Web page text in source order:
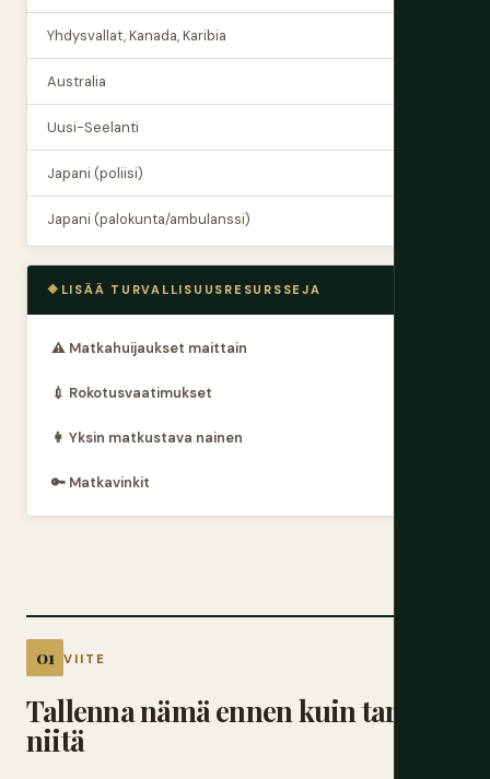
VIITE
Tallenna nämä ennen kuin tarvitset
niitä
Yhdysvallat, Kanada, Karibia
Australia
Uusi-Seelanti
Japani (poliisi)
Japani (palokunta/ambulanssi)
LISÄÄ TURVALLISUUSRESURSSEJA
⚠️ Matkahuijaukset maittain
💉 Rokotusvaatimukset
👩 Yksin matkustava nainen
🔑 Matkavinkit